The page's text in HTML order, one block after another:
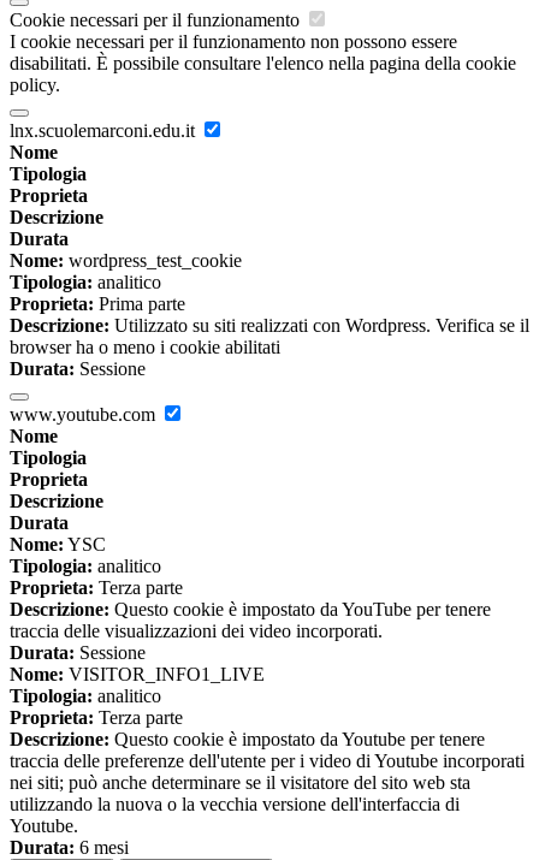
Cookie necessari per il funzionamento
I cookie necessari per il funzionamento non possono essere
disabilitati. È possibile consultare l'elenco nella pagina della cookie
policy.
lnx.scuolemarconi.edu.it
Nome
Tipologia
Proprieta
Descrizione
Durata
Nome: wordpress_test_cookie
Tipologia: analitico
Proprieta: Prima parte
Descrizione: Utilizzato su siti realizzati con Wordpress. Verifica se il
browser ha o meno i cookie abilitati
Durata: Sessione
www.youtube.com
Nome
Tipologia
Proprieta
Descrizione
Durata
Nome: YSC
Tipologia: analitico
Proprieta: Terza parte
Descrizione: Questo cookie è impostato da YouTube per tenere
traccia delle visualizzazioni dei video incorporati.
Durata: Sessione
Nome: VISITOR_INFO1_LIVE
Tipologia: analitico
Proprieta: Terza parte
Descrizione: Questo cookie è impostato da Youtube per tenere
traccia delle preferenze dell'utente per i video di Youtube incorporati
nei siti; può anche determinare se il visitatore del sito web sta
utilizzando la nuova o la vecchia versione dell'interfaccia di
Youtube.
Durata: 6 mesi